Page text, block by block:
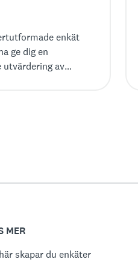
enkät
ge dig en
utvärdering av
MER
skapar du enkäter